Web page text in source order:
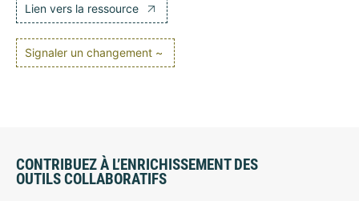
Lien vers la ressource
Signaler un changement ~
CONTRIBUEZ À L’ENRICHISSEMENT DES
OUTILS COLLABORATIFS